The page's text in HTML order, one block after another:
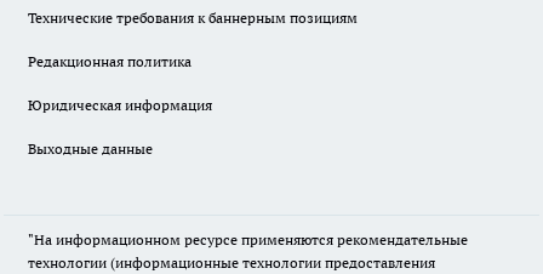
Технические требования к баннерным позициям
Редакционная политика
Юридическая информация
Выходные данные
"На информационном ресурсе применяются рекомендательные
технологии (информационные технологии предоставления